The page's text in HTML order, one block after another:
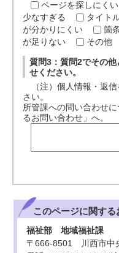
ページを探しにくい
少なすぎる
タイト
が分かりにくい
箇
が足りない
その他
質問3：質問2でその
せください。
（注）個人情報・返信
さい。
所管課への問い合わせ
るお問い合わせ」へ。
このページに関する
福祉部 地域福祉課
〒666-8501 川西市中